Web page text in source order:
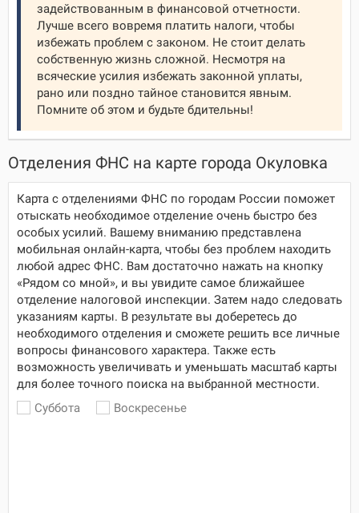
задействованным в финансовой отчетности.
Лучше всего вовремя платить налоги, чтобы
избежать проблем с законом. Не стоит делать
собственную жизнь сложной. Несмотря на
всяческие усилия избежать законной уплаты,
рано или поздно тайное становится явным.
Помните об этом и будьте бдительны!
Отделения ФНС на карте города Окуловка
Карта с отделениями ФНС по городам России поможет
отыскать необходимое отделение очень быстро без
особых усилий. Вашему вниманию представлена
мобильная онлайн-карта, чтобы без проблем находить
любой адрес ФНС. Вам достаточно нажать на кнопку
«Рядом со мной», и вы увидите самое ближайшее
отделение налоговой инспекции. Затем надо следовать
указаниям карты. В результате вы доберетесь до
необходимого отделения и сможете решить все личные
вопросы финансового характера. Также есть
возможность увеличивать и уменьшать масштаб карты
для более точного поиска на выбранной местности.
Суббота
Воскресенье